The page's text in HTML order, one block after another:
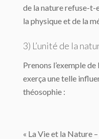
de la nature refuse-t-
la physique et de la
3) L’unité de la
Prenons l’exemple
exerça une telle
théosophie :
« La Vie et la Nature